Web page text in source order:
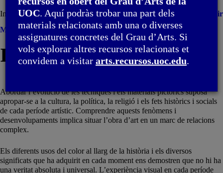
Introducció
Imprimir
Menú
Introducció
Abordar l’evolució de les tècniques i els materials pictòrics suposa
apropar-se a la cultura, la política, la religió i els fets històrics i socials
de cada període artístic. Comprendre aquests fenòmens i
desenvolupaments implica situar l’obra d’art en un marc de relacions
complex.
Els diferents usos del color al llarg de la història i els diversos
significats que ha adquirit en cada moment ens demostren que no hi ha
una veritat absoluta i universal. L’experiència visual en cada període
UOC. Aquí podràs trobar una part dels
materials relacionats amb una o diverses
assignatures concretes del Grau d’Arts. Si
vols explorar altres recursos relacionats et
convidem a visitar arts.recursos.uoc.edu.